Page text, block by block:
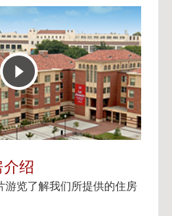
绍
游览了解我们所提供的住房